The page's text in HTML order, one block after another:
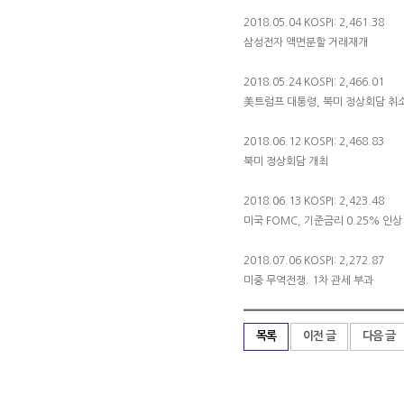
2018.05.04 KOSPI: 2,461.38
삼성전자 액면분할 거래재개
2018.05.24 KOSPI: 2,466.01
美트럼프 대통령, 북미 정상회담 취
2018.06.12 KOSPI: 2,468.83
북미 정상회담 개최
2018.06.13 KOSPI: 2,423.48
미국 FOMC, 기준금리 0.25% 인상
2018.07.06 KOSPI: 2,272.87
미중 무역전쟁. 1차 관세 부과
목록 이전 글 다음 글